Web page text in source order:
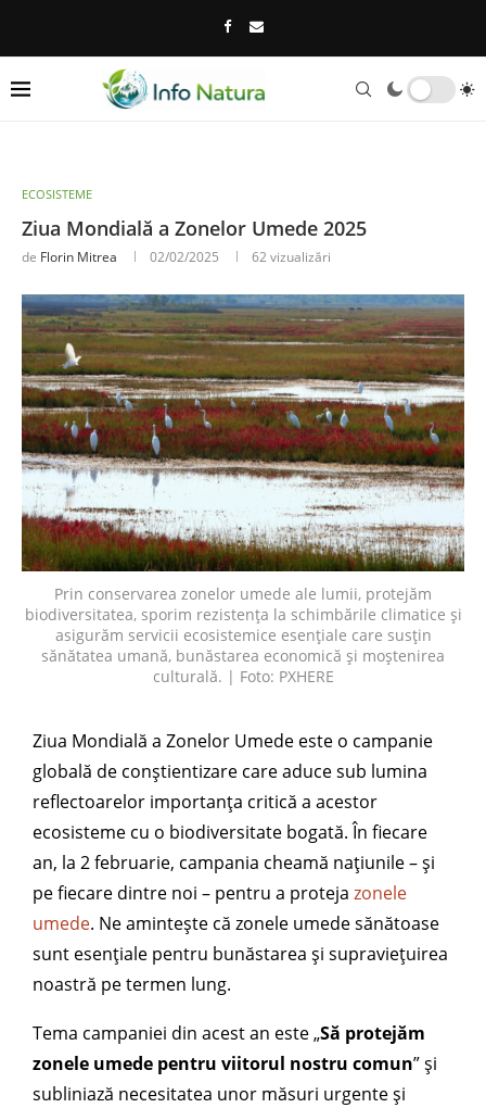
ECOSISTEME
Ziua Mondială a Zonelor Umede 2025
de Florin Mitrea 02/02/2025 62 vizualizări
Prin conservarea zonelor umede ale lumii, protejăm
biodiversitatea, sporim rezistența la schimbările climatice și
asigurăm servicii ecosistemice esențiale care susțin
sănătatea umană, bunăstarea economică și moștenirea
culturală. | Foto: PXHERE
Ziua Mondială a Zonelor Umede este o campanie
globală de conștientizare care aduce sub lumina
reflectoarelor importanța critică a acestor
ecosisteme cu o biodiversitate bogată. În fiecare
an, la 2 februarie, campania cheamă națiunile – și
pe fiecare dintre noi – pentru a proteja zonele
umede. Ne amintește că zonele umede sănătoase
sunt esențiale pentru bunăstarea și supraviețuirea
noastră pe termen lung.
Tema campaniei din acest an este „Să protejăm
zonele umede pentru viitorul nostru comun” și
subliniază necesitatea unor măsuri urgente și